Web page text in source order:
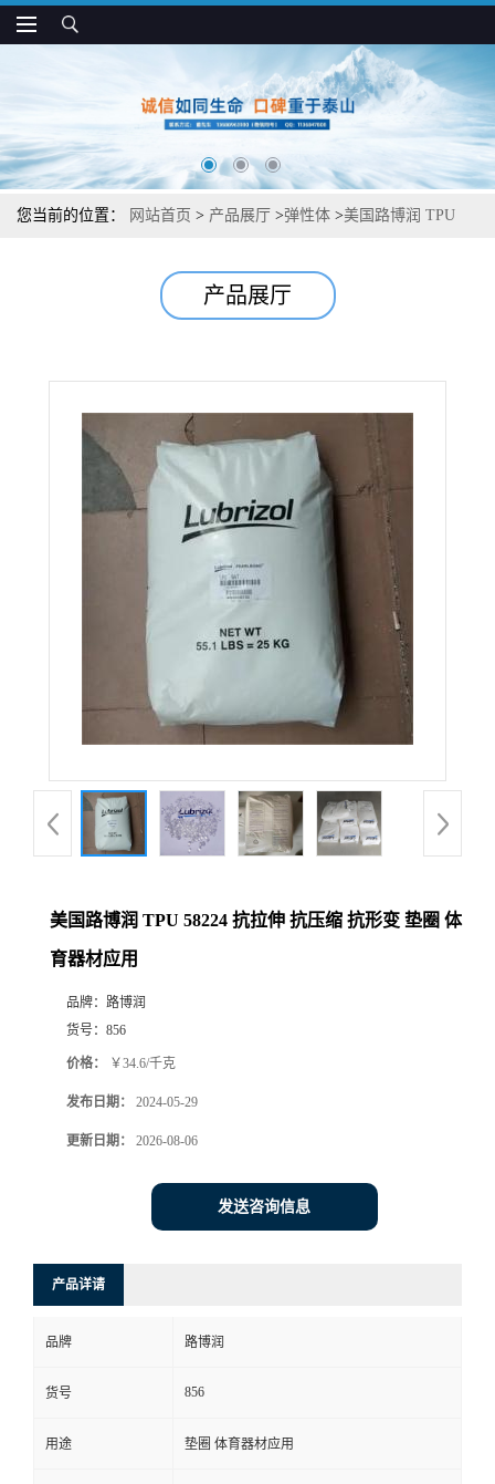
您当前的位置： 网站首页 > 产品展厅 >弹性体 >美国路博润 TPU
产品展厅
美国路博润 TPU 58224 抗拉伸 抗压缩 抗形变 垫圈 体
育器材应用
品牌： 路博润
货号： 856
价格： ￥34.6/千克
发布日期： 2024-05-29
更新日期： 2026-08-06
发送咨询信息
产品详请
品牌 路博润
货号 856
用途 垫圈 体育器材应用